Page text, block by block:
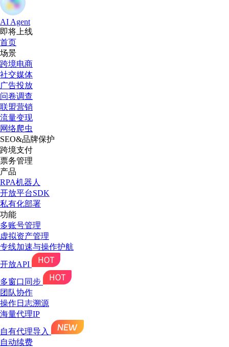
AI Agent
即将上线
首页
场景
跨境电商
社交媒体
广告投放
问卷调查
联盟营销
流量变现
网络爬虫
SEO&品牌保护
跨境支付
票务管理
产品
RPA机器人
开放平台SDK
私有化部署
功能
多账号管理
虚拟资产管理
专线加速与操作护航
开放API
多窗口同步
团队协作
操作日志溯源
海量代理IP
自有代理导入
自动续费